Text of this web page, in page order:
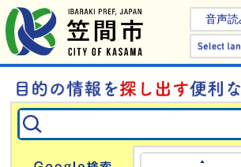
音声
Google検索